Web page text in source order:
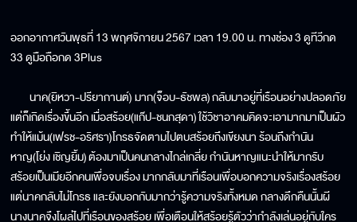
ออกอากาศวันพุธที่ 13 พฤศจิกายน 2567 เวลา 19.00 น. ทางช่อง 3 ดูทีวีกด
33 ดูมือถือกด 3Plus
นาค(ยิหวา-ปรียากานต์) มาก(จ็อบ-ธัชพล) กลับมาอยู่ที่เรือนอย่างปลอดภัย
แต่ก็เกิดเรื่องขึ้นอีก เมื่อสร้อย(แก๊ป-ชนกสุดา) ใช้วิชาอาคมคิดจะเอามากมาเป็นผัว
ทำให้แม้น(เฟรช-อริศรา)โกรธจัดตามไปตบสร้อยถึงเขียงนา ร้อนถึงกำนัน
หาญ(โย่ง เชิญยิ้ม) ต้องมาเป็นคนกลางไกล่เกลี่ย กำนันหาญแนะนำให้มากรับ
สร้อยเป็นเมียอีกคนเพื่อจบเรื่อง มากกลับมาที่เรือนเพื่อบอกความจริงเรื่องสร้อย
แต่นาคกลับไม่โกรธ และยังบอกกับมากว่ารู้ความจริงทั้งหมด กลางดึกคืนนั้นผี
นางนาคจึงโผล่ไปที่เรือนของสร้อย เพื่อเตือนให้สร้อยรู้ตัวว่ากำลังเล่นอยู่กับใคร